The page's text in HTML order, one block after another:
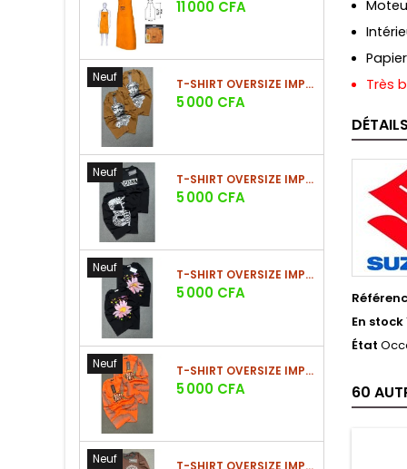
Prix
11 000 CFA
Neuf T-SHIRT OVERSIZE IMPRIMÉ STREETWEAR
Prix
5 000 CFA
Neuf T-SHIRT OVERSIZE IMPRIMÉ STREETWEAR
Prix
5 000 CFA
Neuf T-SHIRT OVERSIZE IMPRIMÉ STREETWEAR
Prix
5 000 CFA
Neuf T-SHIRT OVERSIZE IMPRIMÉ STREETWEAR
Prix
5 000 CFA
Neuf T-SHIRT OVERSIZE IMPRIMÉ STREETWEAR
Très
En stock
État
60